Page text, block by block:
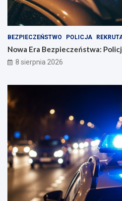
BEZPIECZEŃSTWO POLICJA
Nowa Era Bezpieczeństwa:
8 sierpnia 2026